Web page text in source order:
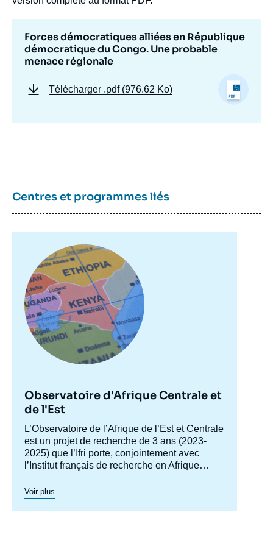
Forces démocratiques alliées en République
démocratique du Congo. Une probable
menace régionale
Télécharger .pdf (976.62 Ko)
Centres et programmes liés
principale
Observatoire d'Afrique Centrale et
de l'Est
Accroche
centre
L’Observatoire de l’Afrique de l’Est et Centrale
est un projet de recherche de 3 ans (2023-
2025) que l’Ifri porte, conjointement avec
l’Institut français de recherche en Afrique
Armées et plus particulièrement de sa
Direction générale des Relations
internationales et de la Stratégie (DGRIS).
Cet observatoire s’intéresse aux principales
évolutions politiques, sécuritaires et
géopolitiques à l’œuvre dans les zones
Voir plus
de
couverture
publication
démocratiques alliées en République
démocratique du Congo. Une probable
Copier